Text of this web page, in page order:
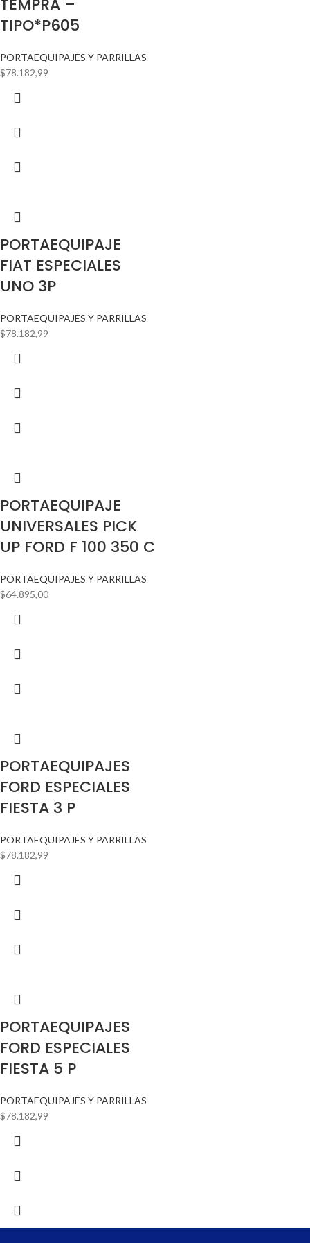
TEMPRA –
TIPO*P605
PORTAEQUIPAJES Y PARRILLAS
$78.182,99
PORTAEQUIPAJE
FIAT ESPECIALES
UNO 3P
PORTAEQUIPAJES Y PARRILLAS
$78.182,99
PORTAEQUIPAJE
UNIVERSALES PICK
UP FORD F 100 350 C
PORTAEQUIPAJES Y PARRILLAS
$64.895,00
PORTAEQUIPAJES
FORD ESPECIALES
FIESTA 3 P
PORTAEQUIPAJES Y PARRILLAS
$78.182,99
PORTAEQUIPAJES
FORD ESPECIALES
FIESTA 5 P
PORTAEQUIPAJES Y PARRILLAS
$78.182,99